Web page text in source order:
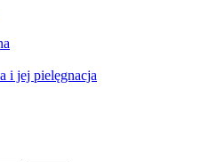
i jej pielęgnacja